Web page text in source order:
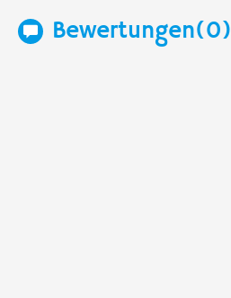
Bewertungen(0)